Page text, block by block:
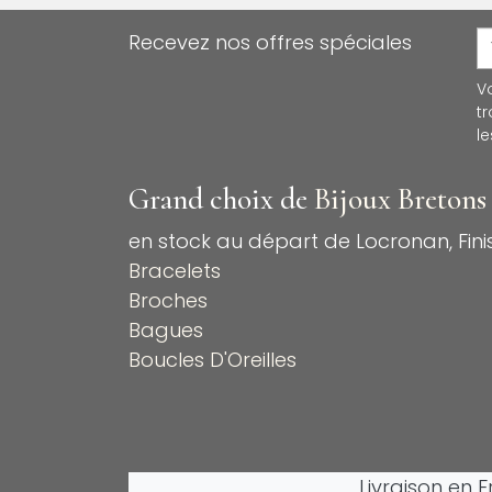
Recevez nos offres spéciales
Grand choix de Bijoux
en stock au départ de Locronan,
Bracelets
Broches
Bagues
Boucles D'Oreilles